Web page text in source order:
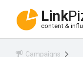
Link
content &
Campaigns